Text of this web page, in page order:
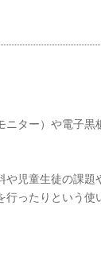
ター）や電子黒
児童生徒の課題
ったりという使